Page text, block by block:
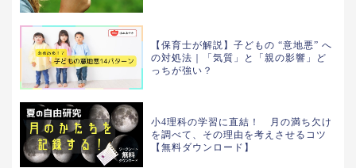
【保育士が解説】子どもの “意地悪” へ
の対処法｜「気質」と「親の影響」ど
っちが強い？
小4理科の学習に直結！ 月の満ち欠け
を調べて、その理由を考えさせるコツ
【無料ダウンロード】